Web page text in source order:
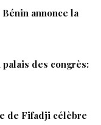
Bénin annonce la
des congrès:
de Fifadji célèbre